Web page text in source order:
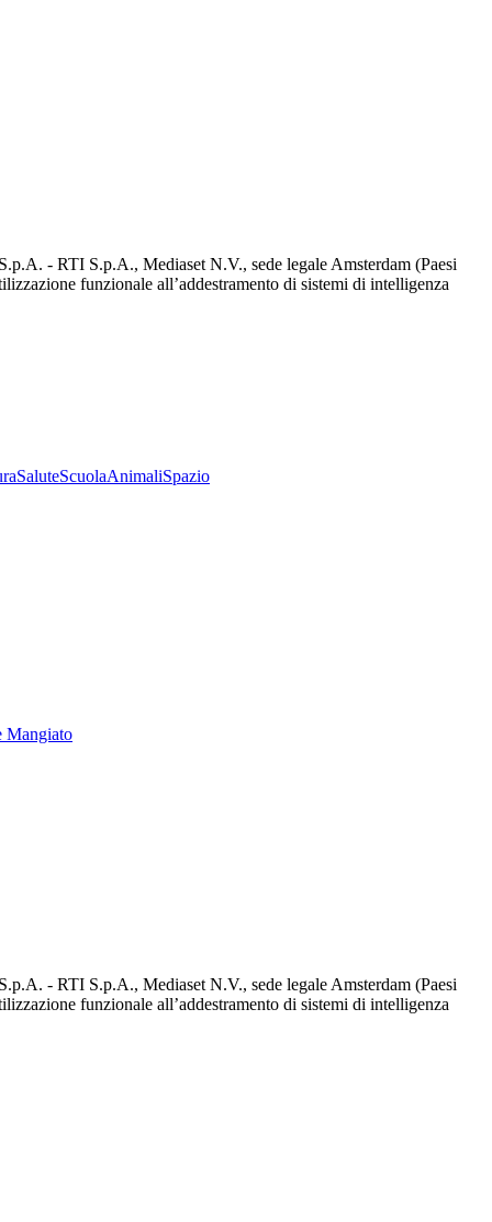
- RTI S.p.A., Mediaset N.V., sede legale Amsterdam (Paesi
funzionale all’addestramento di sistemi di intelligenza
SaluteScuolaAnimaliSpazio
Mangiato
- RTI S.p.A., Mediaset N.V., sede legale Amsterdam (Paesi
funzionale all’addestramento di sistemi di intelligenza